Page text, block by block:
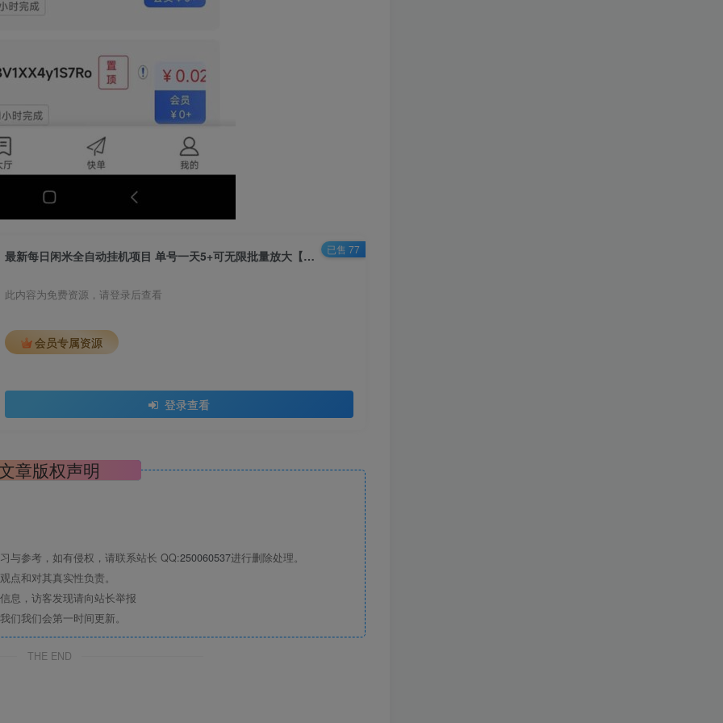
最新每日闲米全自动挂机项目 单号一天5+可无限批量放大【全自动脚本+教程】
此内容为免费资源，请登录后查看
会员专属资源
登录查看
已售 77
章版权声明
与参考，如有侵权，请联系站长 QQ:250060537进行删除处理。
和对其真实性负责。
息，访客发现请向站长举报
我们会第一时间更新。
THE END